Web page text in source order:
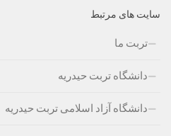
سایت های مرتبط
تربت ما
دانشگاه تربت حیدریه
دانشگاه آزاد اسلامی تربت حیدریه